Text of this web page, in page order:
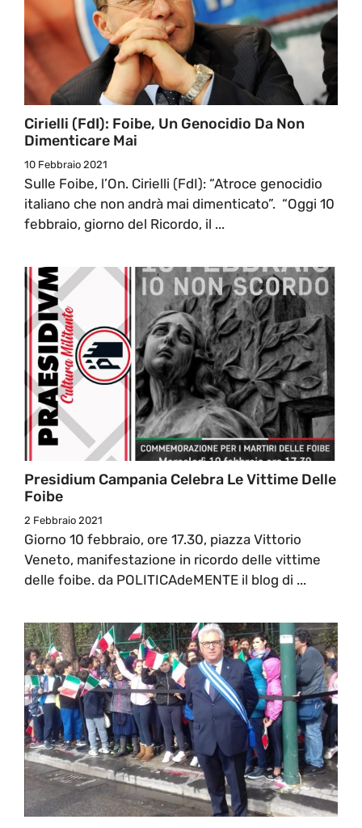
Cirielli (FdI): Foibe, Un Genocidio Da Non
Dimenticare Mai
10 Febbraio 2021
Sulle Foibe, l’On. Cirielli (FdI): “Atroce genocidio
italiano che non andrà mai dimenticato”. “Oggi 10
febbraio, giorno del Ricordo, il ...
Presidium Campania Celebra Le Vittime Delle
Foibe
2 Febbraio 2021
Giorno 10 febbraio, ore 17.30, piazza Vittorio
Veneto, manifestazione in ricordo delle vittime
delle foibe. da POLITICAdeMENTE il blog di ...